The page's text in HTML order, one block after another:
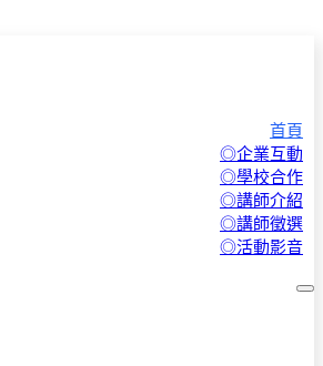
首頁
◎企業互動
◎學校合作
◎講師介紹
◎講師徵選
◎活動影音